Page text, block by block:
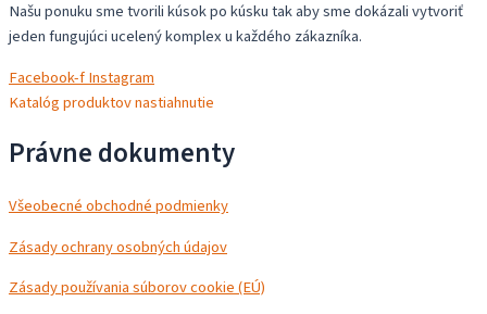
Našu ponuku sme tvorili kúsok po kúsku tak aby sme dokázali vytvoriť
jeden fungujúci ucelený komplex u každého zákazníka.
Facebook-fInstagram
Katalóg produktov nastiahnutie
Právne dokumenty
Všeobecné obchodné podmienky
Zásady ochrany osobných údajov
Zásady používania súborov cookie (EÚ)